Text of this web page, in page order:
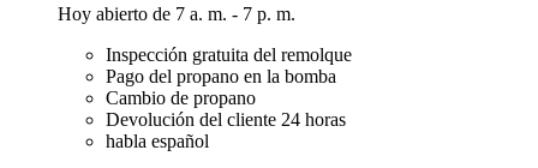
Hoy abierto de 7 a. m. - 7 p. m.
Inspección gratuita del remolque
Pago del propano en la bomba
Cambio de propano
Devolución del cliente 24 horas
habla español